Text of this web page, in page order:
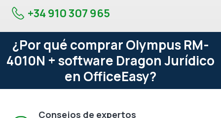
+34 910 307 965
¿Por qué comprar Olympus RM-
4010N + software Dragon Jurídico
en OfficeEasy?
Consejos de expertos